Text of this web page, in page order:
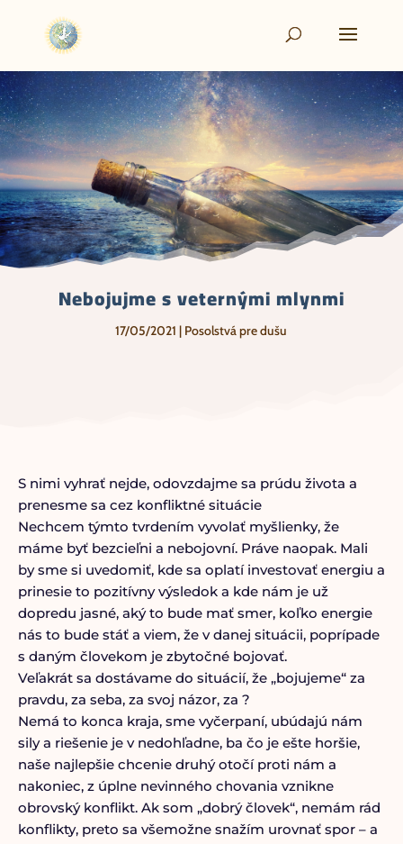
Nebojujme s veternými mlynmi
17/05/2021 | Posolstvá pre dušu
S nimi vyhrať nejde, odovzdajme sa prúdu života a
prenesme sa cez konfliktné situácie
Nechcem týmto tvrdením vyvolať myšlienky, že
máme byť bezcieľni a nebojovní. Práve naopak. Mali
by sme si uvedomiť, kde sa oplatí investovať energiu a
prinesie to pozitívny výsledok a kde nám je už
dopredu jasné, aký to bude mať smer, koľko energie
nás to bude stáť a viem, že v danej situácii, poprípade
s daným človekom je zbytočné bojovať.
Veľakrát sa dostávame do situácií, že „bojujeme“ za
pravdu, za seba, za svoj názor, za ?
Nemá to konca kraja, sme vyčerpaní, ubúdajú nám
sily a riešenie je v nedohľadne, ba čo je ešte horšie,
naše najlepšie chcenie druhý otočí proti nám a
nakoniec, z úplne nevinného chovania vznikne
obrovský konflikt. Ak som „dobrý človek“, nemám rád
konflikty, preto sa všemožne snažím urovnať spor – a